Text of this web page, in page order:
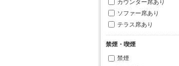
カウンター席あり
ソファー席あり
テラス席あり
禁煙・喫煙
禁煙